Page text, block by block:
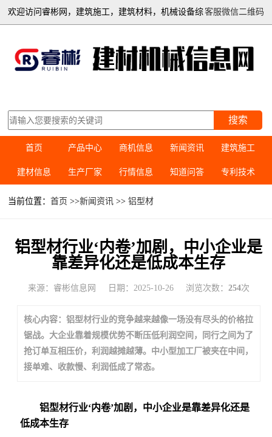
客服微信二维码
欢迎访问睿彬网，建筑施工，建筑材料，机械设备综
搜索
首页 产品中心 商机信息 新闻资讯 建筑施工
建材信息 生产厂家 行情信息 知道问答 专利技术
当前位置：首页 >>新闻资讯 >>铝型材
铝型材行业‘内卷’加剧，中小企业是
靠差异化还是低成本生存
来源：睿彬信息网 日期：2025-10-26 浏览次数： 254次
核心内容：铝型材行业的竞争越来越像一场没有尽头的价格拉
锯战。大企业靠着规模优势不断压低利润空间，同行之间为了
抢订单互相压价，利润越摊越薄。中小型加工厂被夹在中间，
接单难、收款慢、利润低成了常态。
铝型材行业‘内卷’加剧，中小企业是靠差异化还是
低成本生存